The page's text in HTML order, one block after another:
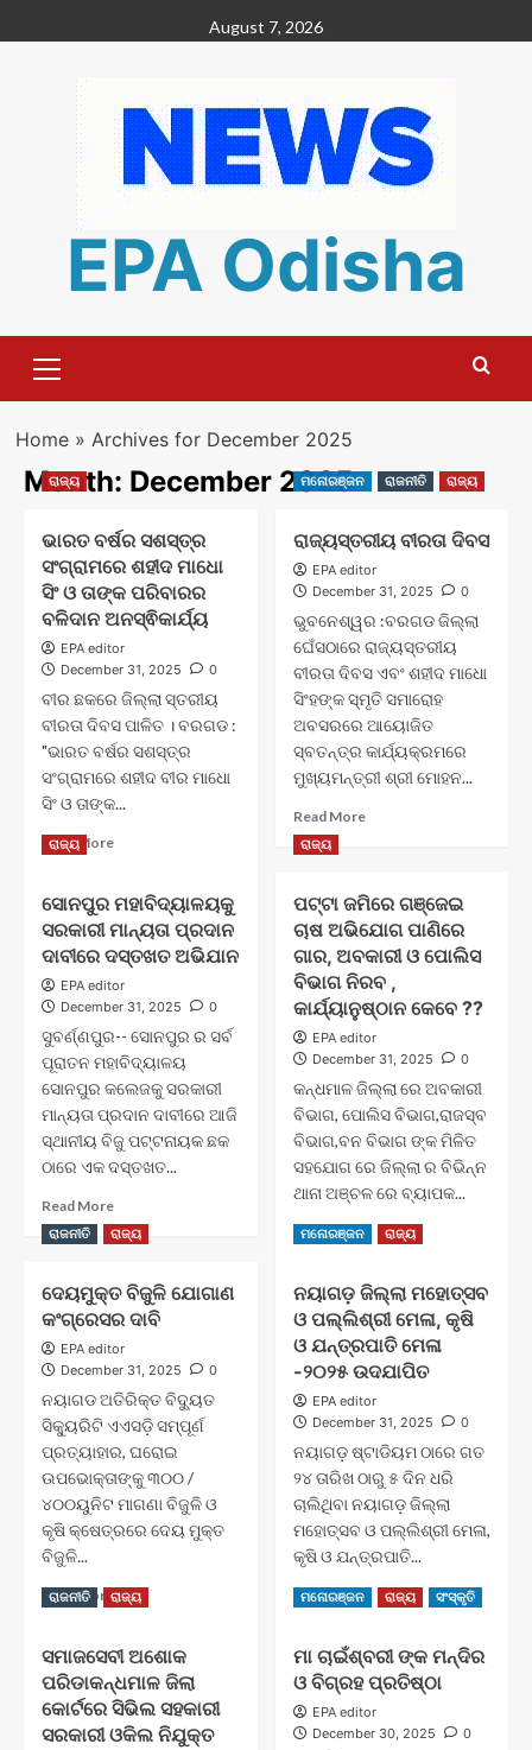
to
August 7, 2026
EPA Odisha
Menu
Home» Archives for December 2025
Month: December 2025
ରାଜ୍ୟ
ଭାରତ ବର୍ଷର ସଶସ୍ତ୍ର
ସଂଗ୍ରାମରେ ଶହୀଦ ମାଧୋ
ସିଂ ଓ ତାଙ୍କ ପରିବାରର
ବଳିଦାନ ଅନସ୍ଵିକାର୍ଯ୍ୟ
EPA editor
December 31, 2025
0
ବୀର ଛକରେ ଜିଲ୍ଲା ସ୍ତରୀୟ
ବୀରତା ଦିବସ ପାଳିତ । ବରଗଡ :
"ଭାରତ ବର୍ଷର ସଶସ୍ତ୍ର
ସଂଗ୍ରାମରେ ଶହୀଦ ବୀର ମାଧୋ
ସିଂ ଓ ତାଙ୍କ...
Read MoreRead
ଭାରତ
ବର୍ଷର
ସଶସ୍ତ୍ର
ସଂଗ୍ରାମରେ
ମାଧୋ
ସିଂ
ଓ
ତାଙ୍କ
ପରିବାରର
ବଳିଦାନ
ଅନସ୍ଵିକାର୍ଯ୍ୟ
ମନୋରଞ୍ଜନ ରାଜନୀତି ରାଜ୍ୟ
ରାଜ୍ୟସ୍ତରୀୟ ବୀରତା ଦିବସ
EPA editor
December 31, 2025
0
ଭୁବନେଶ୍ୱର :ବରଗଡ ଜିଲ୍ଲା
ଘେଁସଠାରେ ରାଜ୍ୟସ୍ତରୀୟ
ବୀରତା ଦିବସ ଏବଂ ଶହୀଦ ମାଧୋ
ସିଂହଙ୍କ ସ୍ମୃତି ସମାରୋହ
ଅବସରରେ ଆୟୋଜିତ
ସ୍ବତନ୍ତ୍ର କାର୍ଯ୍ୟକ୍ରମରେ
ମୁଖ୍ୟମନ୍ତ୍ରୀ ଶ୍ରୀ ମୋହନ...
Read MoreRead
ବୀରତା
ଦିବସ
ରାଜ୍ୟ
ସୋନପୁର ମହାବିଦ୍ୟାଳୟକୁ
ସରକାରୀ ମାନ୍ୟତା ପ୍ରଦାନ
ଦାବୀରେ ଦସ୍ତଖତ ଅଭିଯାନ
EPA editor
December 31, 2025
0
ସୁବର୍ଣ୍ଣପୁର-- ସୋନପୁର ର ସର୍ବ
ପୂରାତନ ମହାବିଦ୍ୟାଳୟ
ସୋନପୁର କଲେଜକୁ ସରକାରୀ
ମାନ୍ୟତା ପ୍ରଦାନ ଦାବୀରେ ଆଜି
ସ୍ଥାନୀୟ ବିଜୁ ପଟ୍ଟନାୟକ ଛକ
ଠାରେ ଏକ ଦସ୍ତଖତ...
Read MoreRead
more
about
ମହାବିଦ୍ୟାଳୟକୁ
ସରକାରୀ
ଦାବୀରେ
ଦସ୍ତଖତ
ଅଭିଯାନ
ରାଜ୍ୟ
ପଟ୍ଟା ଜମିରେ ଗଞ୍ଜେଇ
ଚାଷ ଅଭିଯୋଗ ପାଣିରେ
ଗାର, ଅବକାରୀ ଓ ପୋଲିସ
ବିଭାଗ ନିରବ ,
କାର୍ଯ୍ୟାନୁଷ୍ଠାନ କେବେ ??
EPA editor
December 31, 2025
0
କନ୍ଧମାଳ ଜିଲ୍ଲା ରେ ଅବକାରୀ
ବିଭାଗ, ପୋଲିସ ବିଭାଗ,ରାଜସ୍ବ
ବିଭାଗ,ବନ ବିଭାଗ ଙ୍କ ମିଳିତ
ସହଯୋଗ ରେ ଜିଲ୍ଲା ର ବିଭିନ୍ନ
ଥାନା ଅଞ୍ଚଳ ରେ ବ୍ୟାପକ...
Read MoreRead
ପଟ୍ଟା
ଜମିରେ
ଗଞ୍ଜେଇ
ଚାଷ
ପାଣିରେ
ଗାର,
ଅବକାରୀ
ଓ
ପୋଲିସ
ବିଭାଗ
,
କାର୍ଯ୍ୟାନୁଷ୍ଠାନ
କେବେ
ରାଜନୀତି ରାଜ୍ୟ
ଦେୟମୁକ୍ତ ବିଜୁଳି ଯୋଗାଣ
କଂଗ୍ରେସର ଦାବି
EPA editor
December 31, 2025
0
ନୟାଗଡ ଅତିରିକ୍ତ ବିଦ୍ୟୁତ
ସିକ୍ୟୁରିଟି ଏଏସଡ଼ି ସମ୍ପୂର୍ଣ
ପ୍ରତ୍ୟାହାର, ଘରୋଇ
ଉପଭୋକ୍ତାଙ୍କୁ ୩୦୦ /
୪୦୦ୟୁନିଟ ମାଗଣା ବିଜୁଳି ଓ
କୃଷି କ୍ଷେତ୍ରରେ ଦେୟ ମୁକ୍ତ
ବିଜୁଳି...
Read MoreRead
ଦେୟମୁକ୍ତ
ବିଜୁଳି
ଯୋଗାଣ
କଂଗ୍ରେସର
ମନୋରଞ୍ଜନ ରାଜ୍ୟ
ନୟାଗଡ଼ ଜିଲ୍ଲା ମହୋତ୍ସବ
ଓ ପଲ୍ଲିଶ୍ରୀ ମେଳା, କୃଷି
ଓ ଯନ୍ତ୍ରପାତି ମେଳା
-୨୦୨୫ ଉଦଯାପିତ
EPA editor
December 31, 2025
0
ନୟାଗଡ଼ ଷ୍ଟାଡିୟମ ଠାରେ ଗତ
୨୪ ତାରିଖ ଠାରୁ ୫ ଦିନ ଧରି
ଚାଲିଥିବା ନୟାଗଡ଼ ଜିଲ୍ଲା
ମହୋତ୍ସବ ଓ ପଲ୍ଲିଶ୍ରୀ ମେଳା,
କୃଷି ଓ ଯନ୍ତ୍ରପାତି...
Read MoreRead
ନୟାଗଡ଼
ଜିଲ୍ଲା
ଓ
ରାଜନୀତି ରାଜ୍ୟ
ସମାଜସେବୀ ଅଶୋକ
ପରିଡାକନ୍ଧମାଳ ଜିଲା
କୋର୍ଟରେ ସିଭିଲ ସହକାରୀ
ସରକାରୀ ଓକିଲ ନିଯୁକ୍ତ
ମନୋରଞ୍ଜନ ରାଜ୍ୟ ସଂସ୍କୃତି
ମା ଚାଇଁଶ୍ବରୀ ଙ୍କ ମନ୍ଦିର
ଓ ବିଗ୍ରହ ପ୍ରତିଷ୍ଠା
EPA editor
December 30, 2025
0